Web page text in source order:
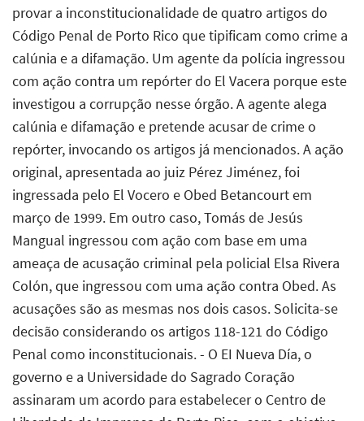
provar a inconstitucionalidade de quatro artigos do
Código Penal de Porto Rico que tipificam como crime a
calúnia e a difamação. Um agente da polícia ingressou
com ação contra um repórter do El Vacera porque este
investigou a corrupção nesse órgão. A agente alega
calúnia e difamação e pretende acusar de crime o
repórter, invocando os artigos já mencionados. A ação
original, apresentada ao juiz Pérez Jiménez, foi
ingressada pelo El Vocero e Obed Betancourt em
março de 1999. Em outro caso, Tomás de Jesús
Mangual ingressou com ação com base em uma
ameaça de acusação criminal pela policial Elsa Rivera
Colón, que ingressou com uma ação contra Obed. As
acusações são as mesmas nos dois casos. Solicita-se
decisão considerando os artigos 118-121 do Código
Penal como inconstitucionais. - O EI Nueva Día, o
governo e a Universidade do Sagrado Coração
assinaram um acordo para estabelecer o Centro de